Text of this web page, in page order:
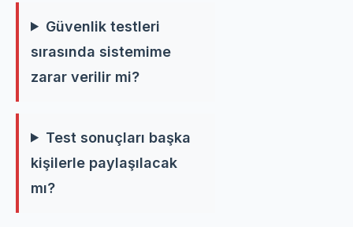
Güvenlik testleri
sırasında sistemime
zarar verilir mi?
Test sonuçları başka
kişilerle paylaşılacak
mı?